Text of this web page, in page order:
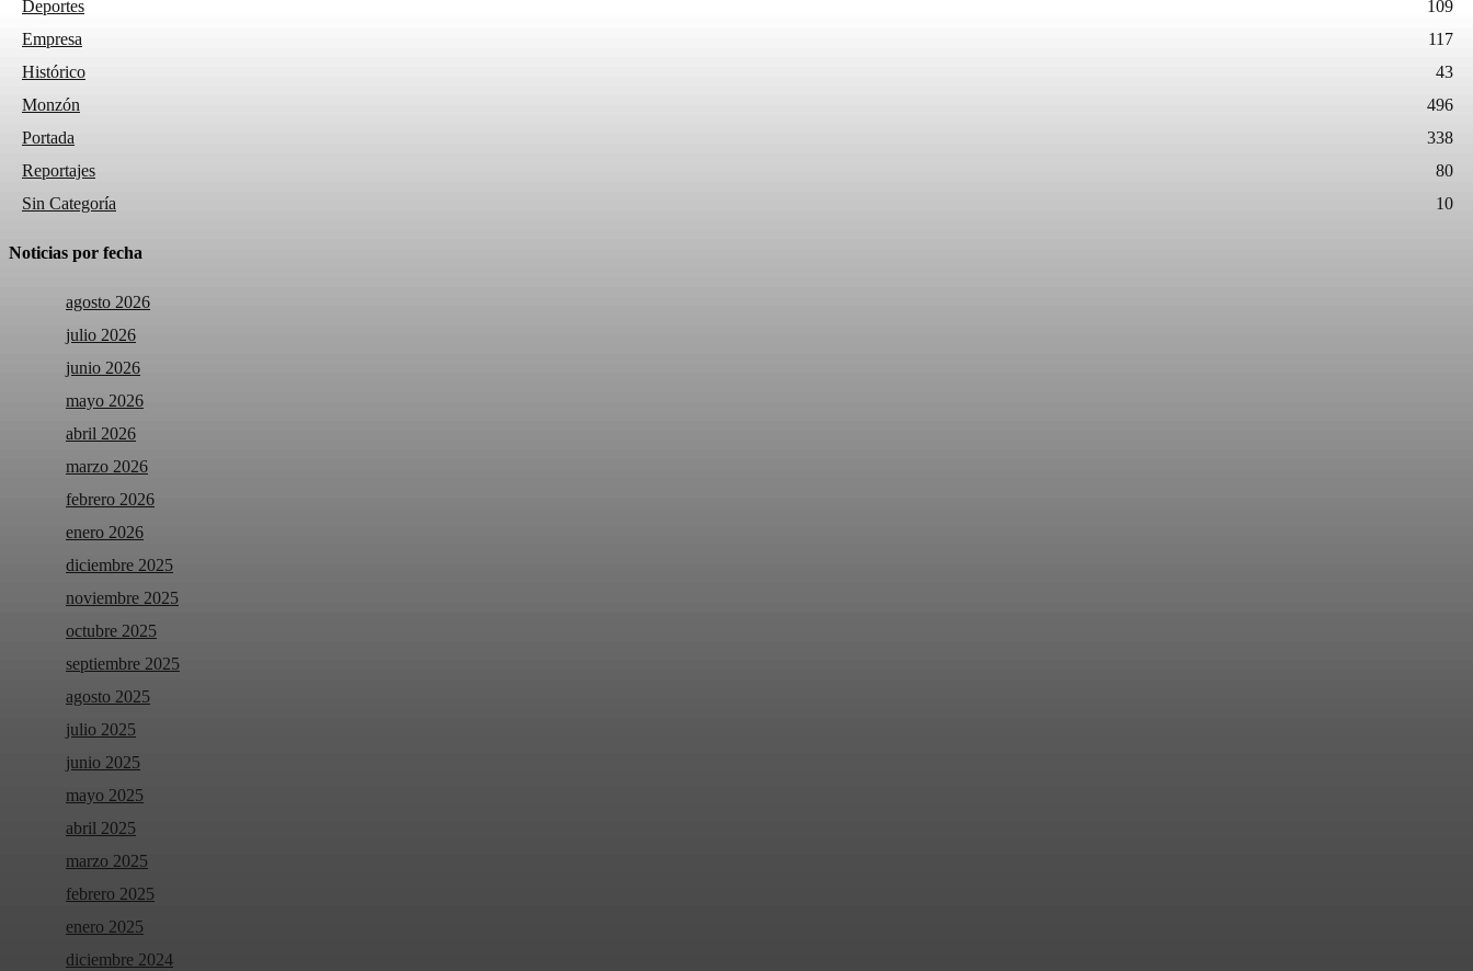
Deportes
109
Empresa
117
Histórico
43
Monzón
496
Portada
338
Reportajes
80
Sin Categoría
10
Noticias por fecha
agosto 2026
julio 2026
junio 2026
mayo 2026
abril 2026
marzo 2026
febrero 2026
enero 2026
diciembre 2025
noviembre 2025
octubre 2025
septiembre 2025
agosto 2025
julio 2025
junio 2025
mayo 2025
abril 2025
marzo 2025
febrero 2025
enero 2025
diciembre 2024